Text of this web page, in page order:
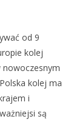
od 9
kolej
nowoczesnym
kolej ma
i
są